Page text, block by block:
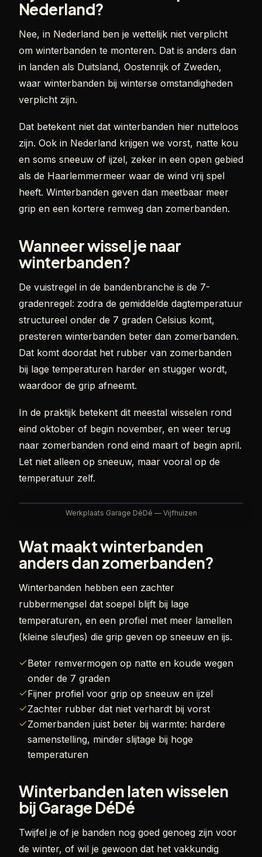
Nederland?
Nee, in Nederland ben je wettelijk niet verplicht
om winterbanden te monteren. Dat is anders dan
in landen als Duitsland, Oostenrijk of Zweden,
waar winterbanden bij winterse omstandigheden
verplicht zijn.
Dat betekent niet dat winterbanden hier nutteloos
zijn. Ook in Nederland krijgen we vorst, natte kou
en soms sneeuw of ijzel, zeker in een open gebied
als de Haarlemmermeer waar de wind vrij spel
heeft. Winterbanden geven dan meetbaar meer
grip en een kortere remweg dan zomerbanden.
Wanneer wissel je naar
winterbanden?
De vuistregel in de bandenbranche is de 7-
gradenregel: zodra de gemiddelde dagtemperatuur
structureel onder de 7 graden Celsius komt,
presteren winterbanden beter dan zomerbanden.
Dat komt doordat het rubber van zomerbanden
bij lage temperaturen harder en stugger wordt,
waardoor de grip afneemt.
In de praktijk betekent dit meestal wisselen rond
eind oktober of begin november, en weer terug
naar zomerbanden rond eind maart of begin april.
Let niet alleen op sneeuw, maar vooral op de
temperatuur zelf.
Werkplaats Garage DéDé — Vijfhuizen
Wat maakt winterbanden
anders dan zomerbanden?
Winterbanden hebben een zachter
rubbermengsel dat soepel blijft bij lage
temperaturen, en een profiel met meer lamellen
(kleine sleufjes) die grip geven op sneeuw en ijs.
Beter remvermogen op natte en koude wegen
onder de 7 graden
Fijner profiel voor grip op sneeuw en ijzel
Zachter rubber dat niet verhardt bij vorst
Zomerbanden juist beter bij warmte: hardere
samenstelling, minder slijtage bij hoge
temperaturen
Winterbanden laten wisselen
bij Garage DéDé
Twijfel je of je banden nog goed genoeg zijn voor
de winter, of wil je gewoon dat het vakkundig